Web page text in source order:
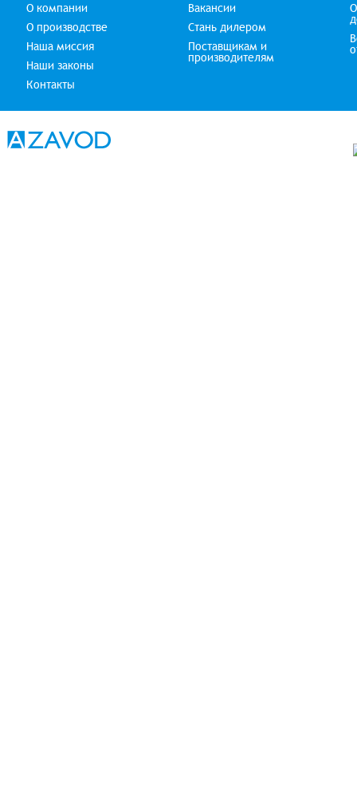
О компании
О производстве
Наша миссия
Наши законы
Контакты
Вакансии
Стань дилером
Поставщикам и
производителям